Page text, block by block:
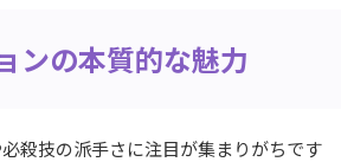
ンの本質的な魅力
殺技の派手さに注目が集まりがちです